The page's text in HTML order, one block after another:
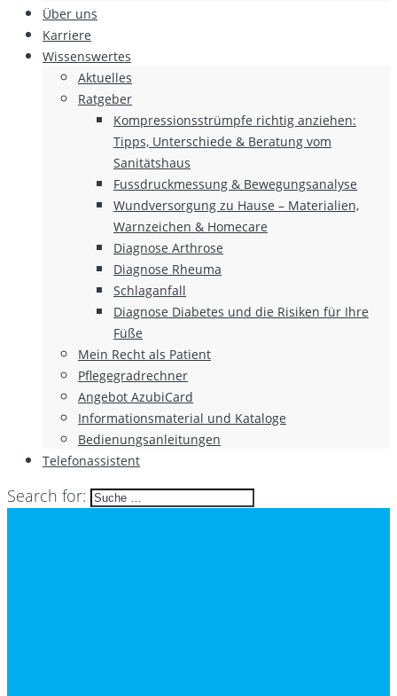
Über uns
Karriere
Wissenswertes
Aktuelles
Ratgeber
Kompressionsstrümpfe richtig anziehen:
Tipps, Unterschiede & Beratung vom
Sanitätshaus
Fussdruckmessung & Bewegungsanalyse
Wundversorgung zu Hause – Materialien,
Warnzeichen & Homecare
Diagnose Arthrose
Diagnose Rheuma
Schlaganfall
Diagnose Diabetes und die Risiken für Ihre
Füße
Mein Recht als Patient
Pflegegradrechner
Angebot AzubiCard
Informationsmaterial und Kataloge
Bedienungsanleitungen
Telefonassistent
Search for: